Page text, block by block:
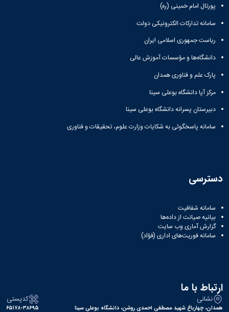
اجتماعی
نهاد
نمایندگی
مقام
رهبری
تماس
دانشگاه
پورتال امام خمینی (ره)
سامانه تدارکات الکترونیکی دولت
ریاست جمهوری اسلامی ایران
دانشگاه‌ها و مؤسسات آموزش عالی
پارک علم و فناوری همدان
مرکز آپا دانشگاه بوعلی سینا
دبیرستان پسرانه دانشگاه بوعلی سینا
سامانه پاسخگوئی به شکایات وزارت علوم، تحقیقات و فناوری
دسترسی
سامانه شفافیت
بیانیه صیانت از داده‌ها
گزارش آماری وب‌ سایت
سامانه فوریت‌های اداری (فؤاد)
ارتباط با ما
نشانی
همدان، چهارباغ شهید مصطفی احمدی روشن، دانشگاه بوعلی سینا
کدپستی
۶۵۱۷۸-۳۸۶۹۵